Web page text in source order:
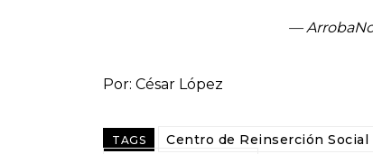
—
Por: César López
TAGS Centro de Reinserción Social